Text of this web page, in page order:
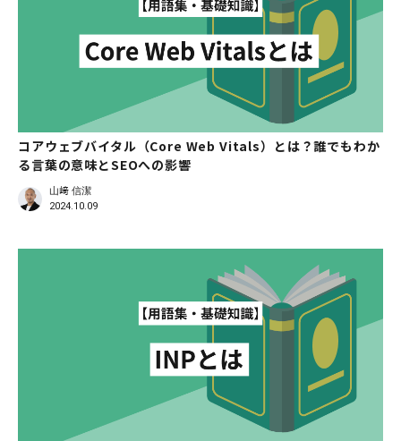
コアウェブバイタル（Core Web Vitals）とは？誰でもわか
る言葉の意味とSEOへの影響
山﨑 信潔
2024.10.09